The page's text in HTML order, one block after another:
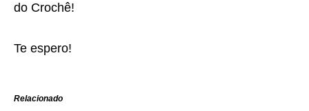
do Crochê!
Te espero!
Relacionado